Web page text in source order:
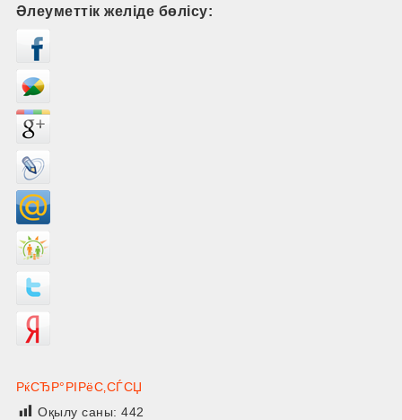
Әлеуметтік желіде бөлісу:
РќСЂР°РІРёС‚СЃСЏ
Оқылу саны:442